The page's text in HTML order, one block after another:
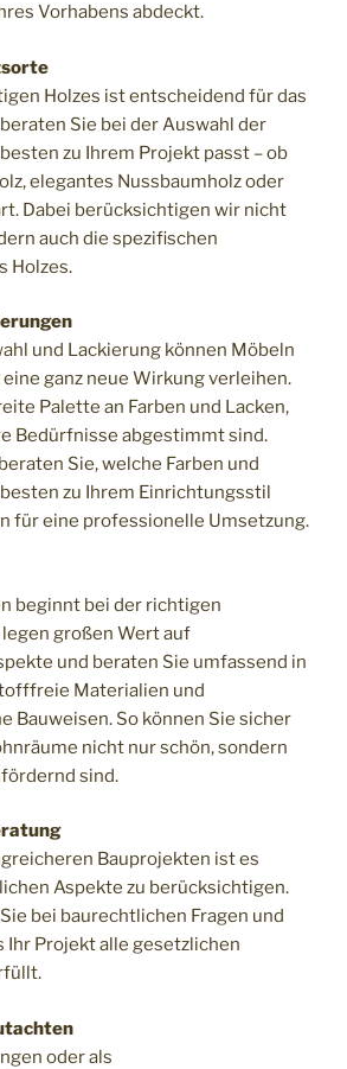
Vorhabens abdeckt.
Holzes ist entscheidend für das
Sie bei der Auswahl der
zu Ihrem Projekt passt – ob
elegantes Nussbaumholz oder
Dabei berücksichtigen wir nicht
auch die spezifischen
Holzes.
und Lackierung können Möbeln
ganz neue Wirkung verleihen.
Palette an Farben und Lacken,
Bedürfnisse abgestimmt sind.
Sie, welche Farben und
zu Ihrem Einrichtungsstil
für eine professionelle Umsetzung.
beginnt bei der richtigen
großen Wert auf
und beraten Sie umfassend in
Materialien und
Bauweisen. So können Sie sicher
nicht nur schön, sondern
sind.
Bauprojekten ist es
Aspekte zu berücksichtigen.
bei baurechtlichen Fragen und
Ihr Projekt alle gesetzlichen
oder als